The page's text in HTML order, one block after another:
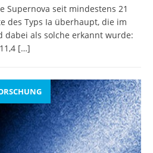
Supernova seit mindestens 21
des Typs Ia überhaupt, die im
dabei als solche erkannt wurde:
[…]